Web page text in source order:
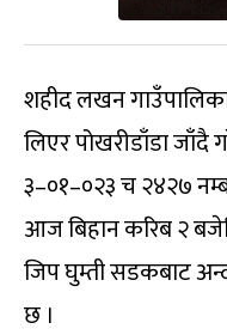
शहीद लखन
लिएर पोखरीडाँडा जाँदै
३–०१–०२३ च २४२७
आज बिहान करिब २
जिप घुम्ती सडकबाट
छ ।